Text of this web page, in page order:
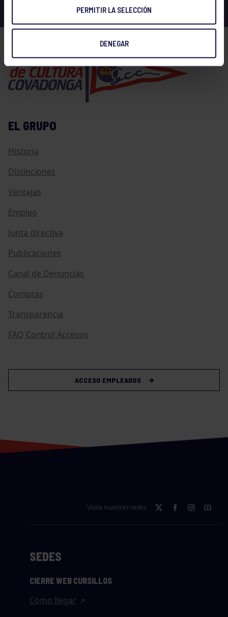
PERMITIR LA SELECCIÓN
DENEGAR
EL GRUPO
Historia
Distinciones
Ventajas
Empleo
Junta directiva
Publicaciones
Canal de Denuncias
Compras
Transparencia
FAQ Control Accesos
ACCESO EMPLEADOS
Visita nuestras redes
SEDES
CIERRE WEB CURSILLOS
Cómo llegar